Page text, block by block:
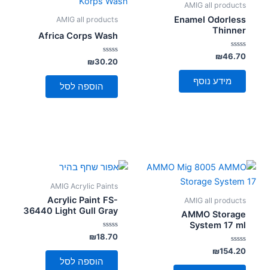
AMIG all products
Enamel Odorless
Thinner
דורג
0
מתוך
₪46.70
מידע נוסף
AMIG all products
Africa Corps Wash
דורג
0
מתוך
₪30.20
הוספה לסל
AMIG all products
AMMO Storage
System 17 ml
דורג
0
מתוך
₪154.20
AMIG Acrylic Paints
Acrylic Paint FS-
36440 Light Gull Gray
דורג
0
מתוך
₪18.70
הוספה לסל